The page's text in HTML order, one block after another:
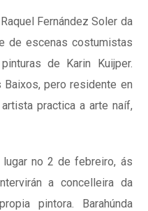
Fernández Soler da
de escenas costumistas
de Karin Kuijper.
pero residente en
practica a arte naíf,
no 2 de febreiro, ás
a concelleira da
pintora. Barahúnda